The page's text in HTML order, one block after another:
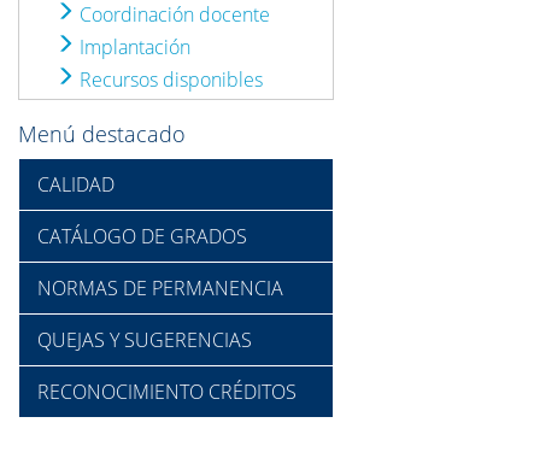
Coordinación docente
Implantación
Recursos disponibles
Menú destacado
CALIDAD
CATÁLOGO DE GRADOS
NORMAS DE PERMANENCIA
QUEJAS Y SUGERENCIAS
RECONOCIMIENTO CRÉDITOS